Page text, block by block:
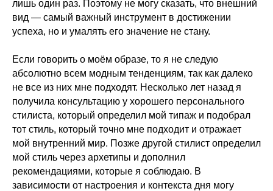
лишь один раз. Поэтому не могу сказать, что внешний
вид — самый важный инструмент в достижении
успеха, но и умалять его значение не стану.
Если говорить о моём образе, то я не следую
абсолютно всем модным тенденциям, так как далеко
не все из них мне подходят. Несколько лет назад я
получила консультацию у хорошего персонального
стилиста, который определил мой типаж и подобрал
тот стиль, который точно мне подходит и отражает
мой внутренний мир. Позже другой стилист определил
мой стиль через архетипы и дополнил
рекомендациями, которые я соблюдаю. В
зависимости от настроения и контекста дня могу